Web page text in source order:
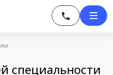
специальности